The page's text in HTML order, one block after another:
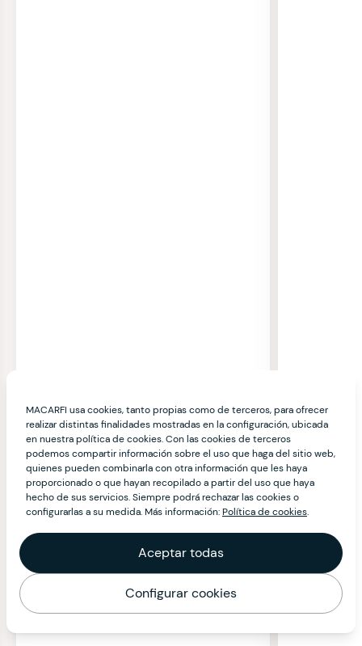
MACARFI usa cookies, tanto propias como de terceros, para ofrecer
realizar distintas finalidades mostradas en la configuración, ubicada
en nuestra política de cookies. Con las cookies de terceros
podemos compartir información sobre el uso que haga del sitio web,
quienes pueden combinarla con otra información que les haya
proporcionado o que hayan recopilado a partir del uso que haya
hecho de sus servicios. Siempre podrá rechazar las cookies o
configurarlas a su medida. Más información:Política de cookies.
Aceptar todas
Configurar cookies